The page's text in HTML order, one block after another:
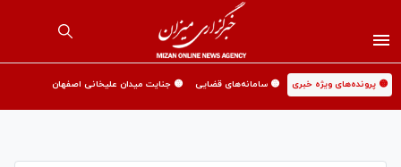
🟡 پرونده‌های ویژه خبری 🟡 سامانه‌های قضایی 🟡 جنایت میدان علیخانی اصفهان